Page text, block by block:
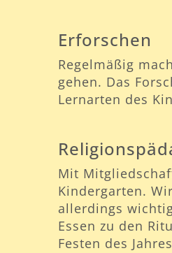
Erforschen
Regelmäßig
gehen. Das
Lernarten des
Mit
Kindergarten.
allerdings
Essen zu den
Festen des